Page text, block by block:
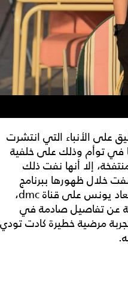
على الأنباء التي انتشرت
في توأم وذلك على خلفية
إلا أنها نفت ذلك
خلال ظهورها ببرنامج
"صاحبة السعادة"، مع الفنانة إسعاد يونس على قناة dmc،
عن تفاصيل صادمة في
مرضية خطيرة كادت تودي